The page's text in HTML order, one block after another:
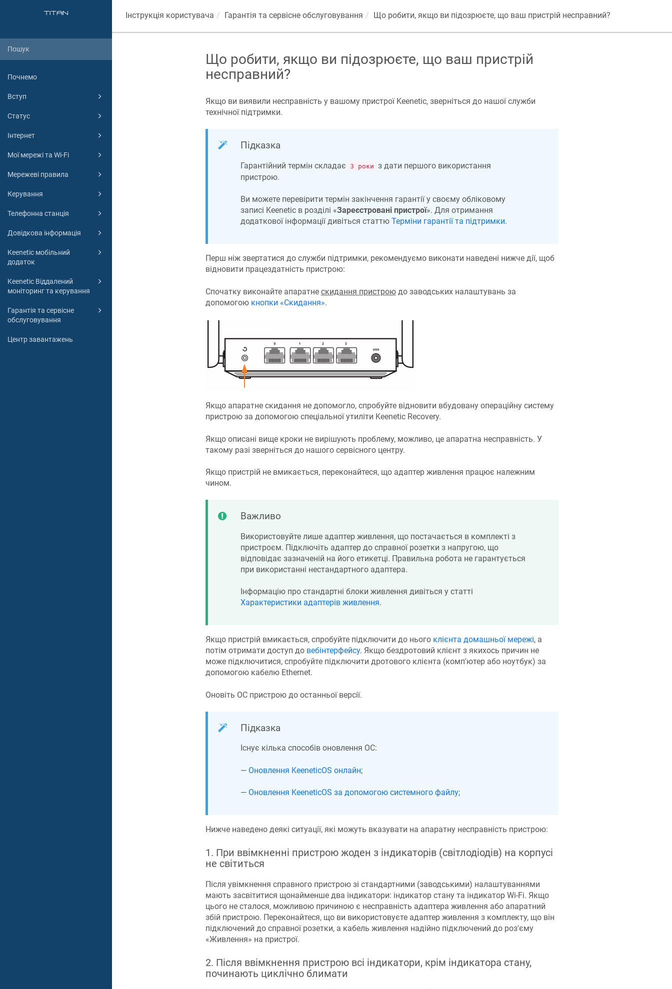
Почнемо
Вступ
Статус
Інтернет
Мої мережі та Wi-Fi
Мережеві правила
Керування
Телефонна станція
Довідкова інформація
Keenetic мобільний
додаток
Keenetic Віддалений
моніторинг та керування
Гарантія та сервісне
обслуговування
Центр завантажень
Інструкція користувача Гарантія та сервісне обслуговування Що робити, якщо ви підозрюєте, що ваш пристрій несправний?
Що робити, якщо ви підозрюєте, що ваш пристрій
несправний?
Якщо ви виявили несправність у вашому пристрої Keenetic, зверніться до нашої служби
технічної підтримки.
Підказка
Гарантійний термін складає 3 роки з дати першого використання
пристрою.
Ви можете перевірити термін закінчення гарантії у своєму обліковому
записі Keeneticв розділі «Зареєстровані пристрої». Для отримання
додаткової інформації дивіться статтю Терміни гарантії та підтримки.
Перш ніж звертатися до служби підтримки, рекомендуємо виконати наведені нижче дії, щоб
відновити працездатність пристрою:
Спочатку виконайте апаратне скидання пристроюдо заводських налаштувань за
допомогою кнопки «Скидання».
Якщо апаратне скидання не допомогло, спробуйте відновити вбудовану операційну систему
пристрою за допомогою спеціальної утиліти KeeneticRecovery.
Якщо описані вище кроки не вирішують проблему, можливо, це апаратна несправність. У
такому разі зверніться до нашого сервісного центру.
Якщо пристрій не вмикається, переконайтеся, що адаптер живлення працює належним
чином.
Важливо
Використовуйте лише адаптер живлення, що постачається в комплекті з
пристроєм. Підключіть адаптер до справної розетки з напругою, що
відповідає зазначеній на його етикетці. Правильна робота не гарантується
при використанні нестандартного адаптера.
Інформацію про стандартні блоки живлення дивіться у статті
Характеристики адаптерів живлення.
Якщо пристрій вмикається, спробуйте підключити до нього клієнта домашньої мережі, а
потім отримати доступ до вебінтерфейсу. Якщо бездротовий клієнт з якихось причин не
може підключитися, спробуйте підключити дротового клієнта (комп'ютер або ноутбук) за
допомогою кабелю Ethernet.
Оновіть ОС пристрою до останньої версії.
Підказка
Існує кілька способів оновлення ОС:
— Оновлення KeeneticOS онлайн;
— Оновлення KeeneticOS за допомогою системного файлу;
Нижче наведено деякі ситуації, які можуть вказувати на апаратну несправність пристрою:
1. При ввімкненні пристрою жоден з індикаторів (світлодіодів) на корпусі
не світиться
Після увімкнення справного пристрою зі стандартними (заводськими) налаштуваннями
мають засвітитися щонайменше два індикатори: індикатор стану та індикатор Wi-Fi. Якщо
цього не сталося, можливою причиною є несправність адаптера живлення або апаратний
збій пристрою. Переконайтеся, що ви використовуєте адаптер живлення з комплекту, що він
підключений до справної розетки, а кабель живлення надійно підключений до роз'єму
«Живлення» на пристрої.
2. Після ввімкнення пристрою всі індикатори, крім індикатора стану,
починають циклічно блимати